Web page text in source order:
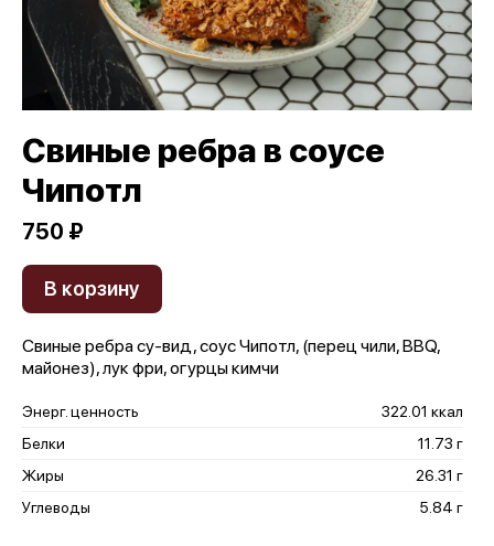
Свиные ребра в соусе
Чипотл
750 ₽
В корзину
Свиные ребра су-вид, соус Чипотл, (перец чили, BBQ,
майонез), лук фри, огурцы кимчи
Энерг. ценность
322.01 ккал
Белки
11.73 г
Жиры
26.31 г
Углеводы
5.84 г